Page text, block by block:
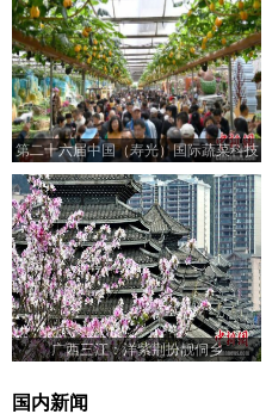
第二十六届中国（寿光）国际蔬菜科技
博览会开幕
广西三江：洋紫荆扮靓侗乡
国内新闻